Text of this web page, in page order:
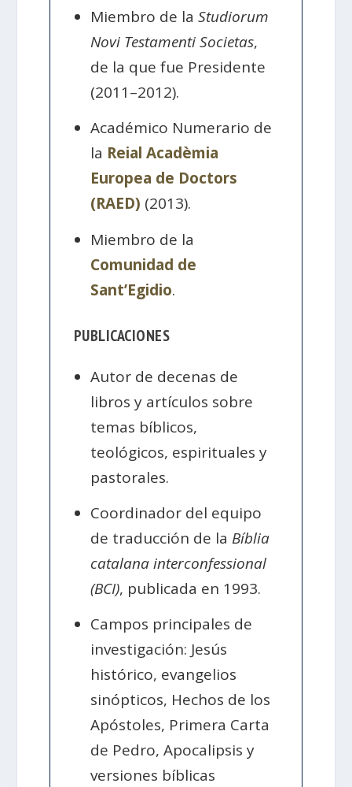
Miembro de laStudiorum
Novi Testamenti Societas,
de la que fue Presidente
(2011–2012).
Académico Numerario de
la Reial Acadèmia
Europea de Doctors
(RAED) (2013).
Miembro de la
Comunidad de
Sant’Egidio.
PUBLICACIONES
Autor de decenas de
libros y artículos sobre
temas bíblicos,
teológicos, espirituales y
pastorales.
Coordinador del equipo
de traducción de la Bíblia
catalana interconfessional
(BCI), publicada en 1993.
Campos principales de
investigación: Jesús
histórico, evangelios
sinópticos, Hechos de los
Apóstoles, Primera Carta
de Pedro, Apocalipsis y
versiones bíblicas